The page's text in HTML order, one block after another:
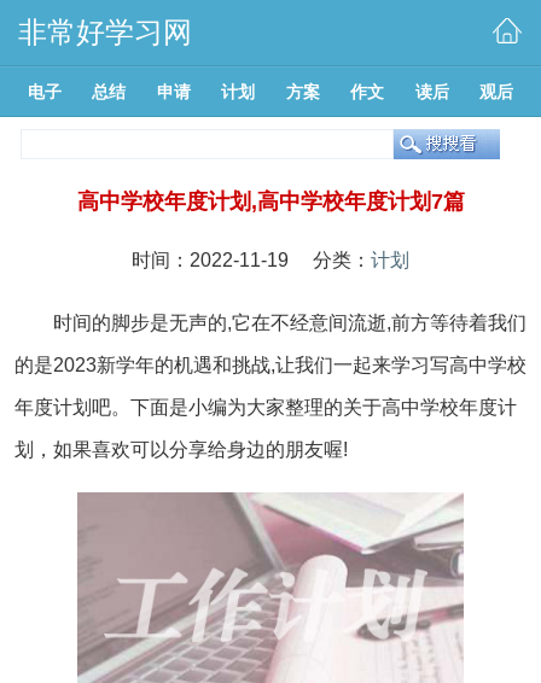
非常好学习网
电子 总结 申请 计划 方案 作文 读后 观后
高中学校年度计划,高中学校年度计划7篇
时间：2022-11-19 分类： 计划
时间的脚步是无声的,它在不经意间流逝,前方等待着我们
的是2023新学年的机遇和挑战,让我们一起来学习写高中学校
年度计划吧。下面是小编为大家整理的关于高中学校年度计
划，如果喜欢可以分享给身边的朋友喔!